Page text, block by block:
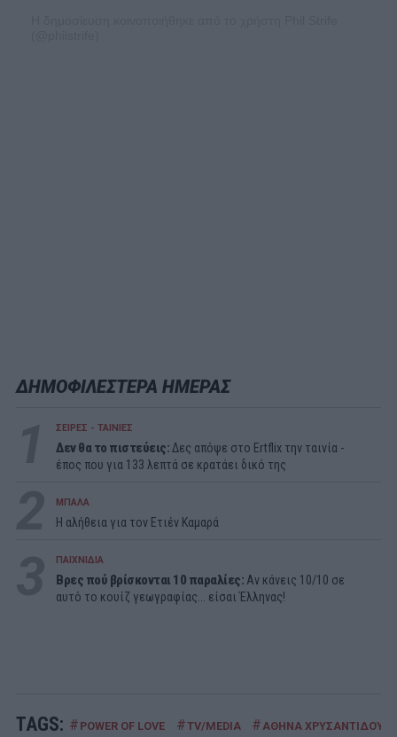
ΔΗΜΟΦΙΛΕΣΤΕΡΑ ΗΜΕΡΑΣ
ΣΕΙΡΕΣ - ΤΑΙΝΙΕΣ
Δεν θα το πιστεύεις:Δες απόψε στο Ertflix την ταινία -
έπος που για 133 λεπτά σε κρατάει δικό της
ΜΠΑΛΑ
Η αλήθεια για τον Ετιέν Καμαρά
ΠΑΙΧΝΙΔΙΑ
Βρες πού βρίσκονται 10 παραλίες: Αν κάνεις 10/10 σε
αυτό το κουίζ γεωγραφίας... είσαι Έλληνας!
TAGS: # POWER OF LOVE #TV/MEDIA # ΑΘΗΝΑ ΧΡΥΣΑΝΤΙΔΟΥ